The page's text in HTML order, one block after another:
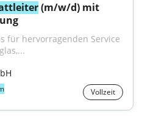
(m/w/d) mit
für hervorragenden Service
Vollzeit